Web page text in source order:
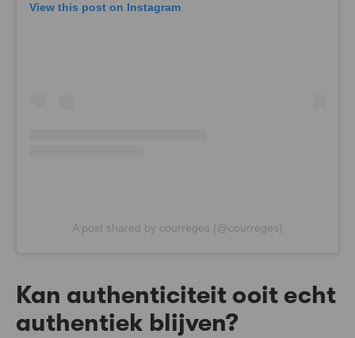
View this post on Instagram
A post shared by courreges (@courreges)
Kan authenticiteit ooit echt
authentiek blijven?